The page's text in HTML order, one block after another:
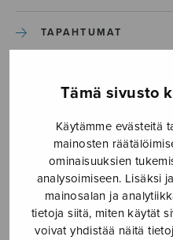
Tämä sivusto
Käytämme evästeitä
mainosten
ominaisuuksien
analysoimiseen. Lisäksi
mainosalan ja
tietoja siitä, miten käytät
voivat yhdistää näitä
TAPAHTUMAT
Etusivu › Media ›
Sparven i
23.6.2026